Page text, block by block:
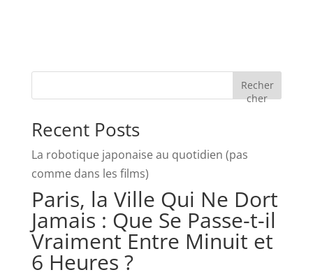
Recher
cher
Recent Posts
La robotique japonaise au quotidien (pas
comme dans les films)
Paris, la Ville Qui Ne Dort
Jamais : Que Se Passe-t-il
Vraiment Entre Minuit et
6 Heures ?